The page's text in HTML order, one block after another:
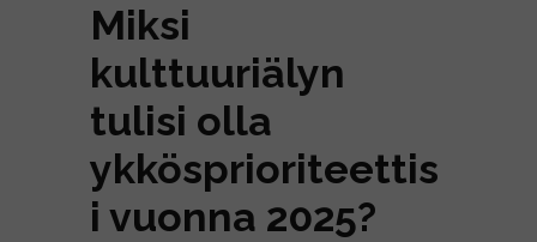
Miksi
kulttuuriälyn
tulisi olla
ykkösprioriteettis
i vuonna 2025?